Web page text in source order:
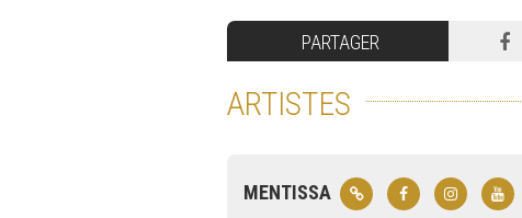
PARTAGER
ARTISTES
MENTISSA